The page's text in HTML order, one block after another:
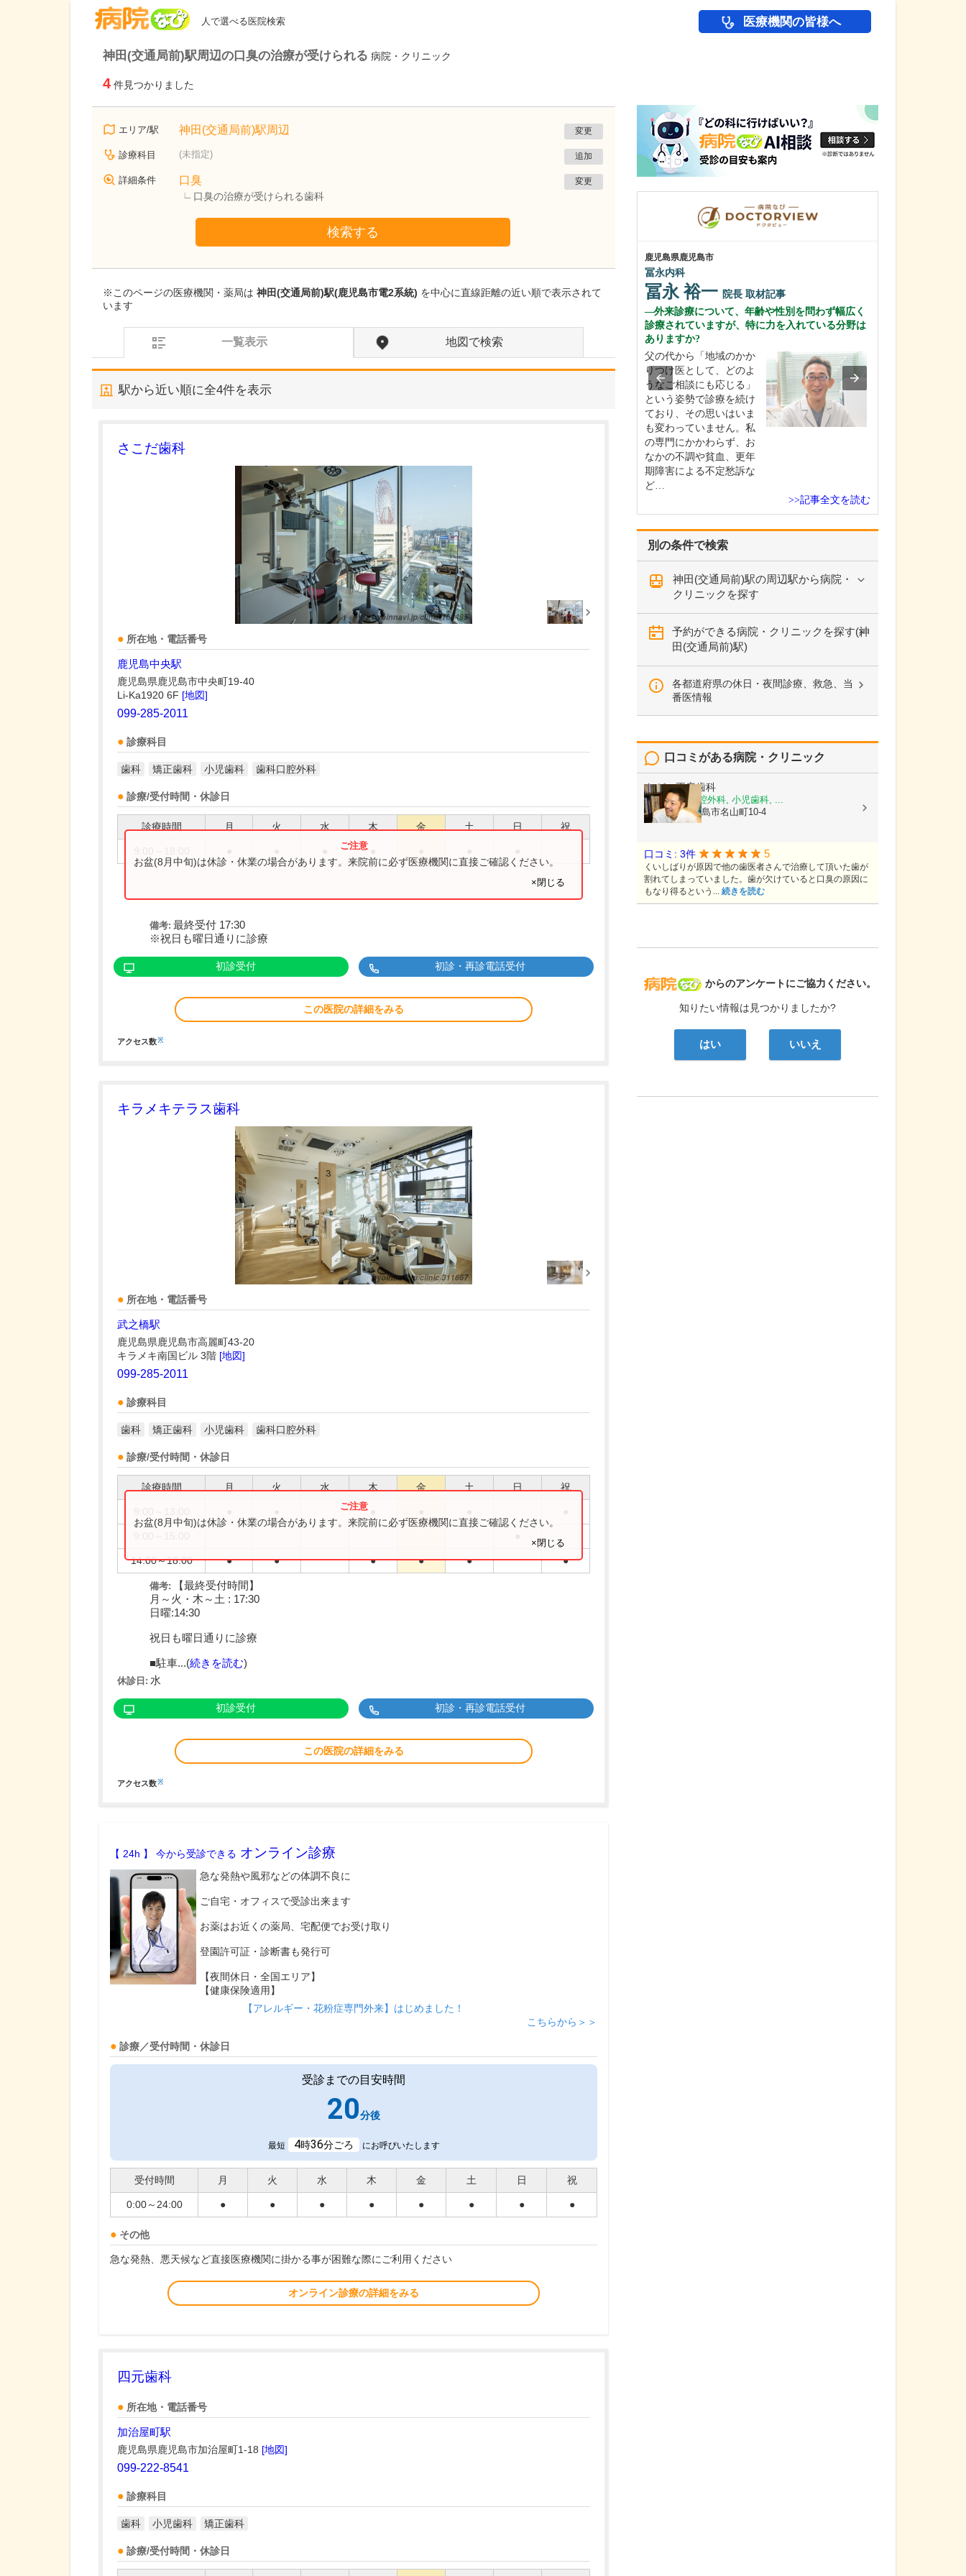
人で選べる医院検索 医療機関の皆様へ
神田(交通局前)駅周辺の口臭の治療が受けられる 病院・クリニック
4 件見つかりました
エリア/駅 神田(交通局前)駅周辺 変更
診療科目 (未指定) 追加
詳細条件 口臭
口臭の治療が受けられる歯科
変更
検索する
※このページの医療機関・薬局は 神田(交通局前)駅(鹿児島市電2系統) を中心に直線距離の近い順で表示されて
います
一覧表示 地図で検索
駅から近い順に全4件を表示
さこだ歯科
所在地・電話番号
鹿児島中央駅
鹿児島県鹿児島市中央町19-40
Li-Ka1920 6F [地図]
099-285-2011
診療科目
歯科 矯正歯科 小児歯科 歯科口腔外科
診療/受付時間・休診日
診療時間 月 火 水 木 金 土 日 祝
お盆(8月中旬)は休診・休業の場合があります。来院前に必ず医療機関に直接ご確認ください。
×閉じる
備考: 最終受付 17:30
※祝日も曜日通りに診療
初診受付 初診・再診電話受付
この医院の詳細をみる
アクセス数※
キラメキテラス歯科
所在地・電話番号
武之橋駅
鹿児島県鹿児島市高麗町43-20
キラメキ南国ビル 3階 [地図]
099-285-2011
診療科目
歯科 矯正歯科 小児歯科 歯科口腔外科
診療/受付時間・休診日
診療時間 月 火 水 木 金 土 日 祝
14:00～18:00 ● ● ● ● ● ●
お盆(8月中旬)は休診・休業の場合があります。来院前に必ず医療機関に直接ご確認ください。
×閉じる
備考:
【最終受付時間】
月～火・木～土 : 17:30
日曜:14:30
祝日も曜日通りに診療
■駐車...(続きを読む)
休診日: 水
初診受付 初診・再診電話受付
この医院の詳細をみる
アクセス数※
【 24h 】 今から受診できる オンライン診療
急な発熱や風邪などの体調不良に
ご自宅・オフィスで受診出来ます
お薬はお近くの薬局、宅配便でお受け取り
登園許可証・診断書も発行可
【夜間休日・全国エリア】
【健康保険適用】
【アレルギー・花粉症専門外来】はじめました！
こちらから＞＞
診療／受付時間・休診日
受診までの目安時間
20分後
最短 4時36分ごろ にお呼びいたします
受付時間 月 火 水 木 金 土 日 祝
0:00～24:00 ● ● ● ● ● ● ● ●
その他
急な発熱、悪天候など直接医療機関に掛かる事が困難な際にご利用ください
オンライン診療の詳細をみる
四元歯科
所在地・電話番号
加治屋町駅
鹿児島県鹿児島市加治屋町1-18 [地図]
099-222-8541
診療科目
歯科 小児歯科 矯正歯科
診療/受付時間・休診日
別の条件で検索
神田(交通局前)駅の周辺駅から病院・
クリニックを探す
予約ができる病院・クリニックを探す(神
田(交通局前)駅)
各都道府県の休日・夜間診療、救急、当
番医情報
病院なび
からのアンケートにご協力ください。
知りたい情報は見つかりましたか?
はい いいえ
口コミがある病院・クリニック
ながい正彦歯科
歯科, 歯科口腔外科, 小児歯科, ...
鹿児島県鹿児島市名山町10-4
口コミ: 3件 5
くいしばりが原因で他の歯医者さんで治療して頂いた歯が
割れてしまっていました。歯が欠けていると口臭の原因に
もなり得るという... 続きを読む
鹿児島県鹿児島市
冨永内科
冨永 裕一 院長 取材記事
外来診療について、年齢や性別を問わず幅広く
診療されていますが、特に力を入れている分野は
ありますか?
父の代から「地域のかか
りつけ医として、どのよ
うなご相談にも応じる」
という姿勢で診療を続け
ており、その思いはいま
も変わっていません。私
の専門にかかわらず、お
なかの不調や貧血、更年
期障害による不定愁訴な
ど…
>>記事全文を読む
村上内科医院
村上 貴彬院長取材記事
い。
当院のモットーは「一人
ひとりと向き合う、寄り
添った医療」です。後で